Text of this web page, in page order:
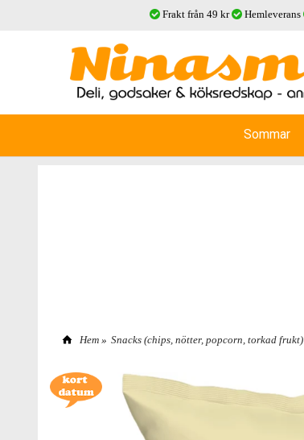
Frakt från 49 kr Hemleverans
Sommar
Hem » Snacks (chips, nötter, popcorn, torkad frukt)